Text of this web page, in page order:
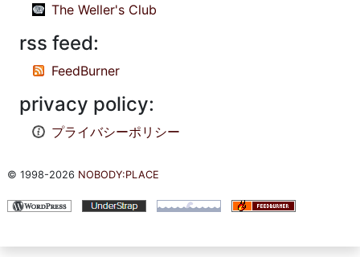
The Weller's Club
rss feed:
FeedBurner
privacy policy:
プライバシーポリシー
© 1998-2026 NOBODY:PLACE